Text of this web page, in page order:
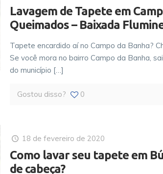
Lavagem de Tapete em
Queimados – Baixada
Tapete encardido aí no Campo da Banha?
Se você mora no bairro Campo da Banha,
do município […]
Gostou disso? 0
18 de fevereiro de 2020
Como lavar seu tapete em
de cabeça?